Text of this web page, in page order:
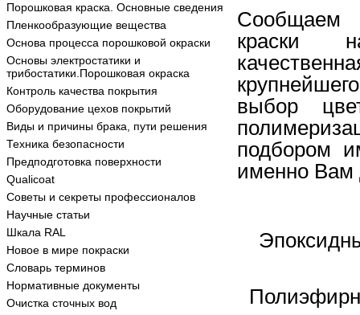
Порошковая краска. Основные сведения
Пленкообразующие вещества
Основа процесса порошковой окраски
Основы электростатики и
трибостатики.Порошковая окраска
Контроль качества покрытия
Оборудование цехов покрытий
Виды и причины брака, пути решения
Техника безопасности
Предподготовка поверхности
Qualicoat
Советы и секреты профессионалов
Научные статьи
Шкала RAL
Новое в мире покраски
Словарь терминов
Нормативные документы
Очистка сточных вод
Сообщаем
краски
выбор
подбором
именно Вам